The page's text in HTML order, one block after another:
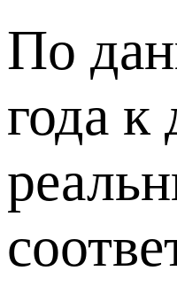
По
года к